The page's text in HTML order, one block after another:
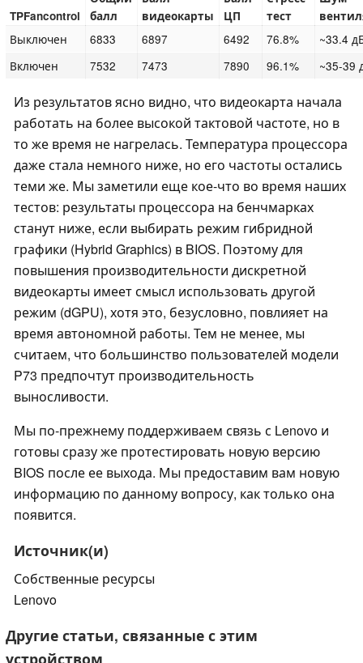
TPFancontrol
балл
видеокарты
ЦП
тест
Выключен 6833 6897 6492 76.8%
~33.4
Включен
7532 7473 7890 96.1% ~35-39
Из результатов ясно видно, что видеокарта начала
работать на более высокой тактовой частоте, но в
то же время не нагрелась. Температура процессора
даже стала немного ниже, но его частоты остались
теми же. Мы заметили еще кое-что во время наших
тестов: результаты процессора на бенчмарках
станут ниже, если выбирать режим гибридной
графики (Hybrid Graphics) в BIOS. Поэтому для
повышения производительности дискретной
видеокарты имеет смысл использовать другой
режим (dGPU), хотя это, безусловно, повлияет на
время автономной работы. Тем не менее, мы
считаем, что большинство пользователей модели
P73 предпочтут производительность
выносливости.
Мы по-прежнему поддерживаем связь с Lenovo и
готовы сразу же протестировать новую версию
BIOS после ее выхода. Мы предоставим вам новую
информацию по данному вопросу, как только она
появится.
Источник(и)
Собственные ресурсы
Lenovo
Другие статьи, связанные с этим
устройством